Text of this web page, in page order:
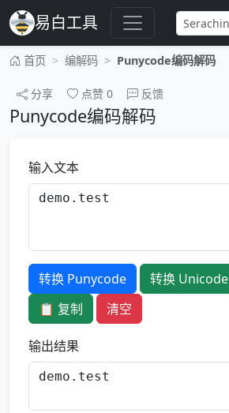
易白工具
首页 编解码 Punycode编码解码
分享 点赞 0 反馈
Punycode编码解码
输入文本
转换 Punycode 转换 Unicode
📋 复制
清空
输出结果